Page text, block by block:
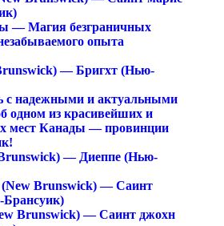
— Магия безграничных
опыта
— Бригхт (Нью-
с надежными и актуальными
одном из красивейших и
мест Канады — провинции
— Диеппе (Нью-
(New Brunswick) — Саинт
Брансуик)
Brunswick) — Саинт джохн